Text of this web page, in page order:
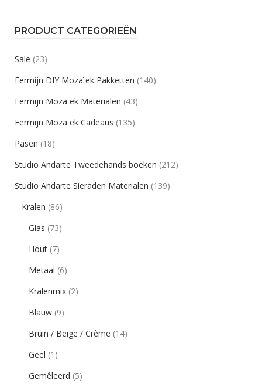
PRODUCT CATEGORIEËN
Sale (23)
Fermijn DIY Mozaïek Pakketten (140)
Fermijn Mozaïek Materialen (43)
Fermijn Mozaïek Cadeaus (135)
Pasen (18)
Studio Andarte Tweedehands boeken (212)
Studio Andarte Sieraden Materialen (139)
Kralen (86)
Glas (73)
Hout (7)
Metaal (6)
Kralenmix (2)
Blauw (9)
Bruin / Beige / Crême (14)
Geel (1)
Gemêleerd (5)